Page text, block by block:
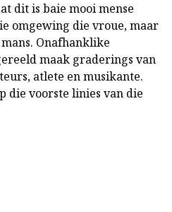
dit is baie mooi mense
omgewing die vroue, maar
Onafhanklike
maak graderings van
atlete en musikante.
die voorste linies van die